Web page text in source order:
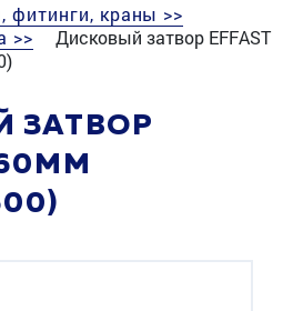
фитинги, краны >>
>>
Дисковый затвор EFFAST
ЗАТВОР